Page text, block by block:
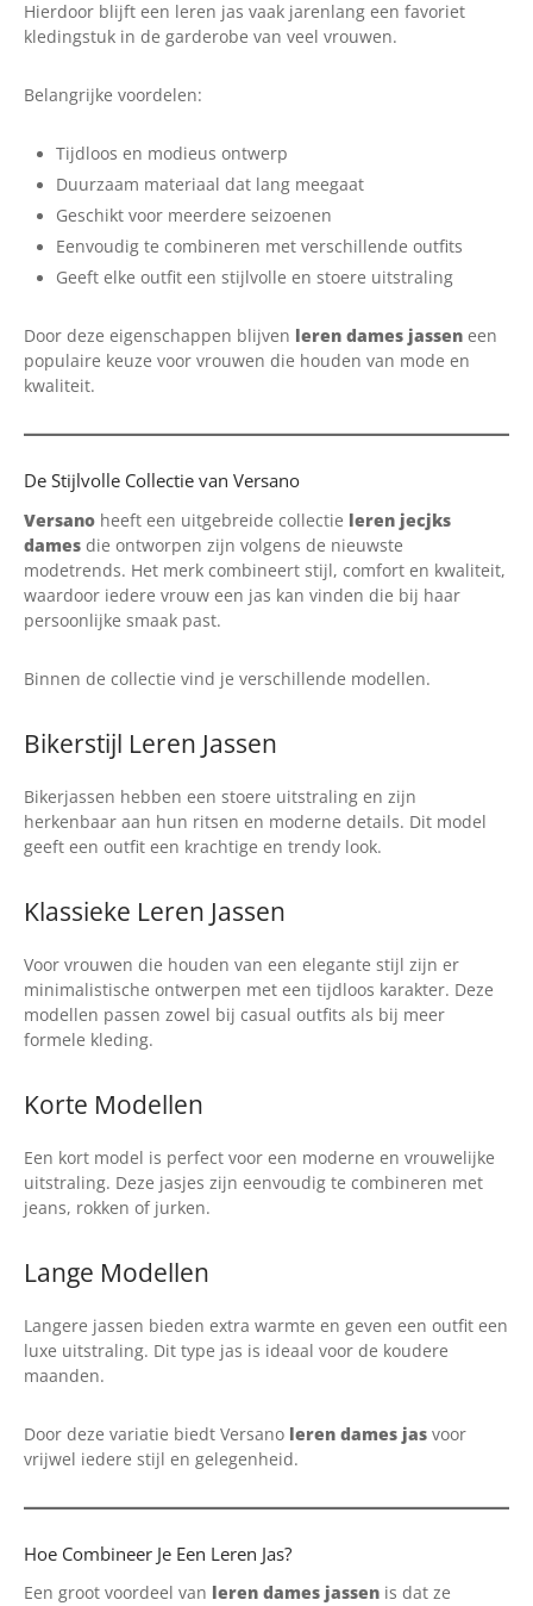
Hierdoor blijft een leren jas vaak jarenlang een favoriet
kledingstuk in de garderobe van veel vrouwen.
Belangrijke voordelen:
Tijdloos en modieus ontwerp
Duurzaam materiaal dat lang meegaat
Geschikt voor meerdere seizoenen
Eenvoudig te combineren met verschillende outfits
Geeft elke outfit een stijlvolle en stoere uitstraling
Door deze eigenschappen blijven leren dames jassen een
populaire keuze voor vrouwen die houden van mode en
kwaliteit.
De Stijlvolle Collectie van Versano
Versano heeft een uitgebreide collectie leren jecjks
dames die ontworpen zijn volgens de nieuwste
modetrends. Het merk combineert stijl, comfort en kwaliteit,
waardoor iedere vrouw een jas kan vinden die bij haar
persoonlijke smaak past.
Binnen de collectie vind je verschillende modellen.
Bikerstijl Leren Jassen
Bikerjassen hebben een stoere uitstraling en zijn
herkenbaar aan hun ritsen en moderne details. Dit model
geeft een outfit een krachtige en trendy look.
Klassieke Leren Jassen
Voor vrouwen die houden van een elegante stijl zijn er
minimalistische ontwerpen met een tijdloos karakter. Deze
modellen passen zowel bij casual outfits als bij meer
formele kleding.
Korte Modellen
Een kort model is perfect voor een moderne en vrouwelijke
uitstraling. Deze jasjes zijn eenvoudig te combineren met
jeans, rokken of jurken.
Lange Modellen
Langere jassen bieden extra warmte en geven een outfit een
luxe uitstraling. Dit type jas is ideaal voor de koudere
maanden.
Door deze variatie biedt Versano leren dames jas voor
vrijwel iedere stijl en gelegenheid.
Hoe Combineer Je Een Leren Jas?
Een groot voordeel van leren dames jassen is dat ze